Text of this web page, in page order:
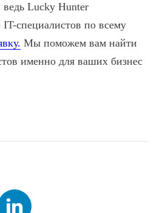
ведь Lucky Hunter
IT-специалистов по всему
Мы поможем вам найти
именно для ваших бизнес